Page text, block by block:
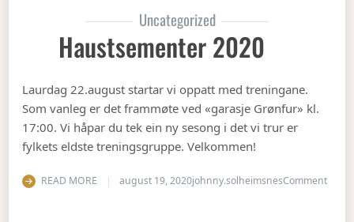
Uncategorized
Haustsementer 2020
Laurdag 22.august startar vi oppatt med treningane.
Som vanleg er det frammøte ved «garasje Grønfur» kl.
17:00. Vi håpar du tek ein ny sesong i det vi trur er
fylkets eldste treningsgruppe. Velkommen!
READ MORE august 19, 2020johnny.solheimsnesCommenton